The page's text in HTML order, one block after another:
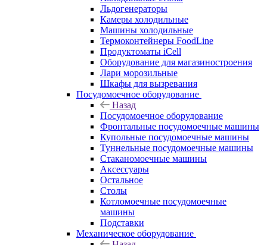
Льдогенераторы
Камеры холодильные
Машины холодильные
Термоконтейнеры FoodLine
Продуктоматы iCell
Оборудование для магазиностроения
Лари морозильные
Шкафы для вызревания
Посудомоечное оборудование
Назад
Посудомоечное оборудование
Фронтальные посудомоечные машины
Купольные посудомоечные машины
Туннельные посудомоечные машины
Стаканомоечные машины
Аксессуары
Остальное
Столы
Котломоечные посудомоечные
машины
Подставки
Механическое оборудование